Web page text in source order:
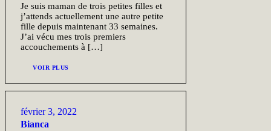
Je suis maman de trois petites filles et
j’attends actuellement une autre petite
fille depuis maintenant 33 semaines.
J’ai vécu mes trois premiers
accouchements à […]
VOIR PLUS
février 3, 2022
Bianca